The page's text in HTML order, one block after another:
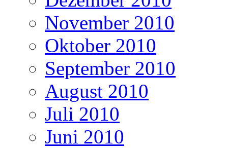
November 2010
Oktober 2010
September 2010
August 2010
Juli 2010
Juni 2010